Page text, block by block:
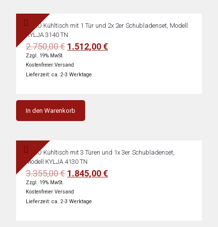
SARO Kühltisch mit 1 Tür und 2x 2er Schubladenset, Modell
KYLJA 3140 TN
2.750,00€ Ursprünglicher
war:
2.750,00 €
1.512,00€Aktueller
Zzgl. 19% MwSt.
Kostenfreier Versand
Lieferzeit: ca. 2-3 Werktage
In den Warenkorb
SARO Kühltisch mit 3 Türen und 1x 3er Schubladenset,
Modell KYLJA 4130 TN
3.355,00€ Ursprünglicher
war:
3.355,00 €
1.845,00€Aktueller
Zzgl. 19% MwSt.
Kostenfreier Versand
Lieferzeit: ca. 2-3 Werktage